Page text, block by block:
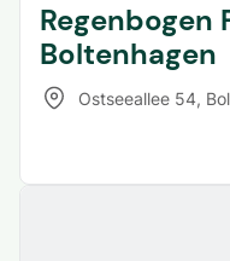
Regenbogen
Boltenhagen
Ostseeallee 54,